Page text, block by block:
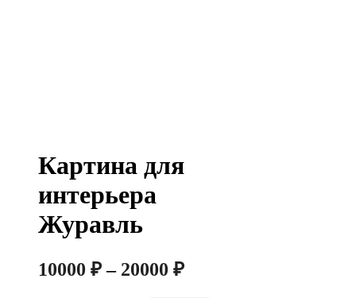
Картина для
интерьера
Журавль
10000 ₽ – 20000 ₽Диапазон